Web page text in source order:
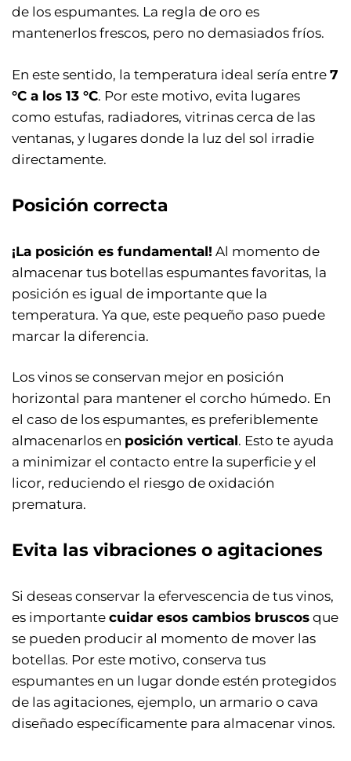
de los espumantes. La regla de oro es
mantenerlos frescos, pero no demasiados fríos.
En este sentido, la temperatura ideal sería entre 7
°C a los 13 °C. Por este motivo, evita lugares
como estufas, radiadores, vitrinas cerca de las
ventanas, y lugares donde la luz del sol irradie
directamente.
Posición correcta
¡La posición es fundamental! Al momento de
almacenar tus botellas espumantes favoritas, la
posición es igual de importante que la
temperatura. Ya que, este pequeño paso puede
marcar la diferencia.
Los vinos se conservan mejor en posición
horizontal para mantener el corcho húmedo. En
el caso de los espumantes, es preferiblemente
almacenarlos en posición vertical. Esto te ayuda
a minimizar el contacto entre la superficie y el
licor, reduciendo el riesgo de oxidación
prematura.
Evita las vibraciones o agitaciones
Si deseas conservar la efervescencia de tus vinos,
es importante cuidar esos cambios bruscos que
se pueden producir al momento de mover las
botellas. Por este motivo, conserva tus
espumantes en un lugar donde estén protegidos
de las agitaciones, ejemplo, un armario o cava
diseñado específicamente para almacenar vinos.